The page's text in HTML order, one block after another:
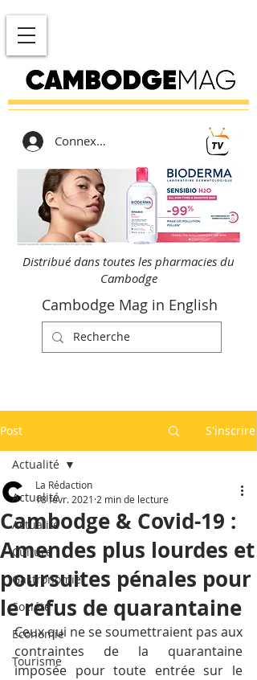
Connexion
Distribué dans toutes les pharmacies du
Cambodge
Cambodge Mag in English
Post S'inscrire
Actualité
Actualité
Culture
Gastronomie
Société
Economie
Tourisme
Actualité
Cambodge & Covid-19 :
Amendes plus lourdes et
poursuites pénales pour
le refus de quarantaine
La Rédaction
18 févr. 2021 2 min de lecture
Ceux qui ne se soumettraient pas aux
contraintes de la quarantaine
imposée pour toute entrée sur le